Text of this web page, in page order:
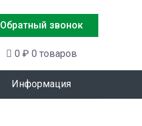
Обратный звонок
0 ₽ 0 товаров
Информация